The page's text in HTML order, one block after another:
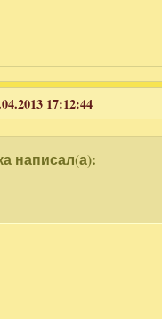
17:12:44
написал(а):